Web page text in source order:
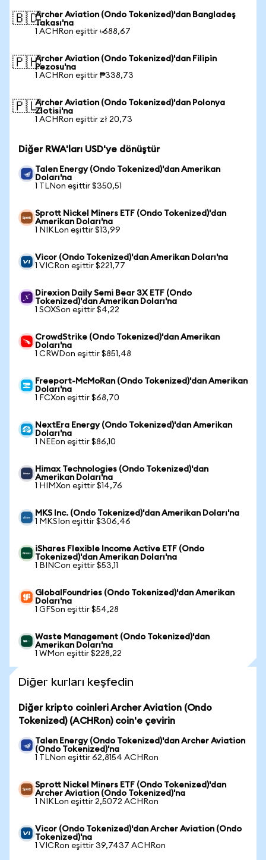
🇧🇩Archer Aviation (Ondo Tokenized)'dan Bangladeş
Takası'na
1 ACHRon eşittir ৳688,67
🇵🇭Archer Aviation (Ondo Tokenized)'dan Filipin
Pezosu'na
1 ACHRon eşittir ₱338,73
🇵🇱Archer Aviation (Ondo Tokenized)'dan Polonya
Zlotisi'na
1 ACHRon eşittir zł 20,73
Diğer RWA'ları USD'ye dönüştür
Talen Energy (Ondo Tokenized)'dan Amerikan
Doları'na
1 TLNon eşittir $350,51
Sprott Nickel Miners ETF (Ondo Tokenized)'dan
Amerikan Doları'na
1 NIKLon eşittir $13,99
Vicor (Ondo Tokenized)'dan Amerikan Doları'na
1 VICRon eşittir $221,77
Direxion Daily Semi Bear 3X ETF (Ondo
Tokenized)'dan Amerikan Doları'na
1 SOXSon eşittir $4,22
CrowdStrike (Ondo Tokenized)'dan Amerikan
Doları'na
1 CRWDon eşittir $851,48
Freeport-McMoRan (Ondo Tokenized)'dan Amerikan
Doları'na
1 FCXon eşittir $68,70
NextEra Energy (Ondo Tokenized)'dan Amerikan
Doları'na
1 NEEon eşittir $86,10
Himax Technologies (Ondo Tokenized)'dan
Amerikan Doları'na
1 HIMXon eşittir $14,76
MKS Inc. (Ondo Tokenized)'dan Amerikan Doları'na
1 MKSIon eşittir $306,46
iShares Flexible Income Active ETF (Ondo
Tokenized)'dan Amerikan Doları'na
1 BINCon eşittir $53,11
GlobalFoundries (Ondo Tokenized)'dan Amerikan
Doları'na
1 GFSon eşittir $54,28
Waste Management (Ondo Tokenized)'dan
Amerikan Doları'na
1 WMon eşittir $228,22
Diğer kurları keşfedin
Diğer kripto coinleri Archer Aviation (Ondo
Tokenized) (ACHRon) coin'e çevirin
Talen Energy (Ondo Tokenized)'dan Archer Aviation
(Ondo Tokenized)'na
1 TLNon eşittir 62,8154 ACHRon
Sprott Nickel Miners ETF (Ondo Tokenized)'dan
Archer Aviation (Ondo Tokenized)'na
1 NIKLon eşittir 2,5072 ACHRon
Vicor (Ondo Tokenized)'dan Archer Aviation (Ondo
Tokenized)'na
1 VICRon eşittir 39,7437 ACHRon